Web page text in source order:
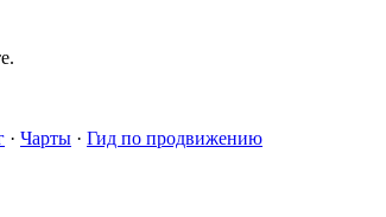
· Чарты · Гид по продвижению